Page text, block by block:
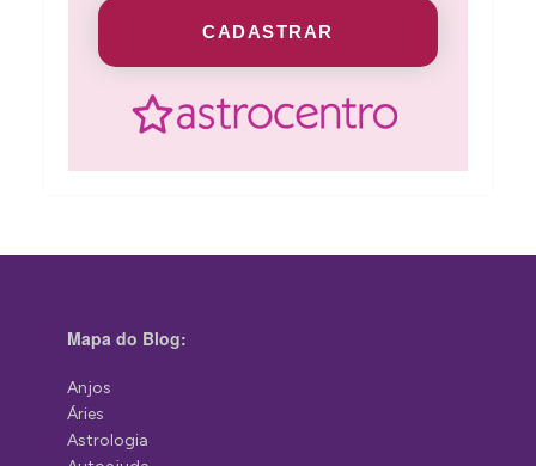
CADASTRAR
Mapa do Blog:
Anjos
Áries
Astrologia